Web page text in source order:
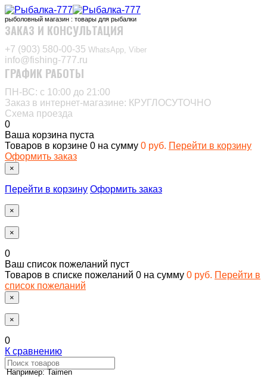
рыболовный магазин : товары для рыбалки
ЗАКАЗ И КОНСУЛЬТАЦИЯ
+7 (903) 580-00-35‬ WhatsApp, Viber
info@fishing-777.ru
ГРАФИК РАБОТЫ
ПН-ВС: с 10:00 до 21:00
Заказ в интернет-магазине: КРУГЛОСУТОЧНО
Схема проезда
0
Ваша корзина пуста
Товаров в корзине 0 на сумму 0 руб. Перейти в корзину
Оформить заказ
×
Перейти в корзину Оформить заказ
×
×
0
Ваш список пожеланий пуст
Товаров в списке пожеланий 0 на сумму 0 руб. Перейти в
список пожеланий
×
×
0
К сравнению
Например: Taimen